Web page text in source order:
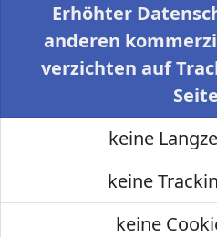
Erhöhter
anderen
verzichten auf
keine
keine
keine